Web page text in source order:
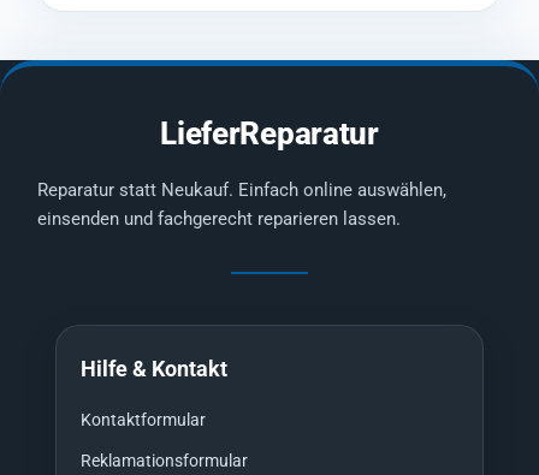
LieferReparatur
Reparatur statt Neukauf. Einfach online auswählen,
einsenden und fachgerecht reparieren lassen.
Hilfe & Kontakt
Kontaktformular
Reklamationsformular